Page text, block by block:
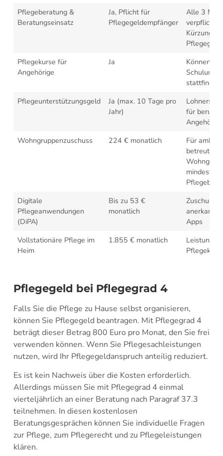
Pflegeberatung &
Beratungseinsatz
Ja, Pflicht für
Pflegegeldempfänger
Alle 3
Kürzung
Pflegekurse für
Angehörige
Ja
Können
Schulung
stattfinden
Pflegeunterstützungsgeld
Ja (max. 10 Tage pro
Jahr)
für
Angehörige
Wohngruppenzuschuss
224 € monatlich
Für
betreute
Digitale
Pflegeanwendungen
(DiPA)
Bis zu 53 €
monatlich
Zuschuss
Apps
Vollstationäre Pflege im
Heim
1.855 € monatlich
Pflegegeld bei Pflegegrad 4
Falls Sie die Pflege zu Hause selbst organisieren,
können Sie Pflegegeld beantragen. Mit Pflegegrad 4
beträgt dieser Betrag 800 Euro pro Monat, den Sie frei
verwenden können. Wenn Sie Pflegesachleistungen
nutzen, wird Ihr Pflegegeldanspruch anteilig reduziert.
Es ist kein Nachweis über die Kosten erforderlich.
Allerdings müssen Sie mit Pflegegrad 4 einmal
vierteljährlich an einer Beratung nach Paragraf 37.3
teilnehmen. In diesen kostenlosen
Beratungsgesprächen können Sie individuelle Fragen
zur Pflege, zum Pflegerecht und zu Pflegeleistungen
klären.